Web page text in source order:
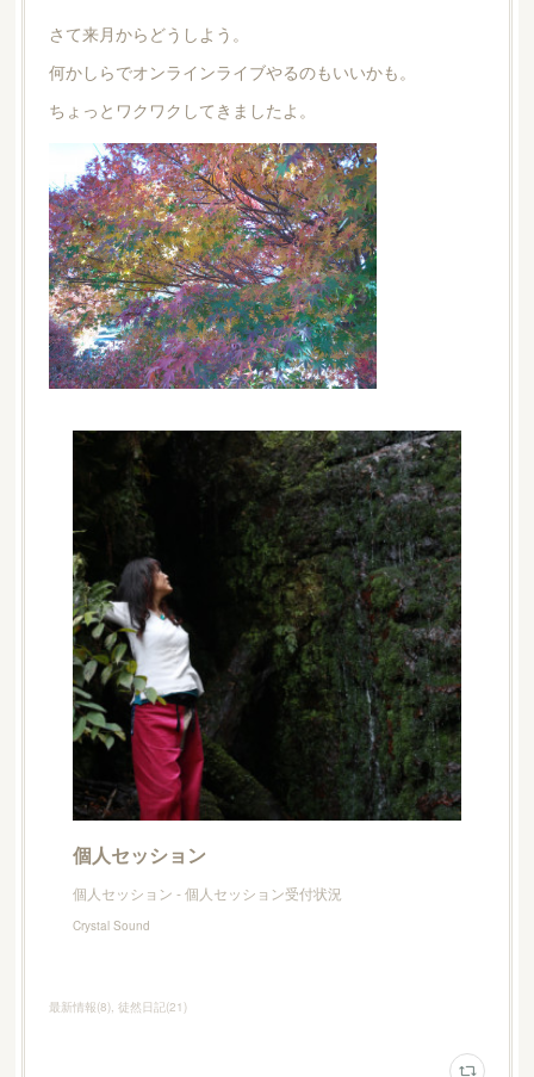
さて来月からどうしよう。
何かしらでオンラインライブやるのもいいかも。
ちょっとワクワクしてきましたよ。
個人セッション
個人セッション - 個人セッション受付状況
Crystal Sound
最新情報(8) 徒然日記(21)